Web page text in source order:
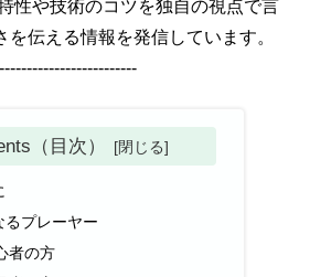
性や技術のコツを独自の視点で言
伝える情報を発信しています。
（目次）
るプレーヤー
者の方